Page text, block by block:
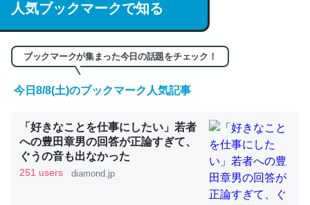
/064121
─GPTの仕組みと限界についての考察（１） - conceptualization
くらい。小説でいう「ずっと前の伏線」は回収されないけ
ど、短期記憶というには多い分量。進化すればするほど分
かりやすく強くなりそう
─GPTの仕組みと限界についての考察（１） - conceptualization
人気ブックマークで知る
ブックマークが集まった今日の話題をチェック！
今日8/8(土)のブックマーク人気記事
「好きなことを仕事にしたい」若者
への豊田章男の回答が正論すぎて、
ぐうの音も出なかった
251 users diamond.jp